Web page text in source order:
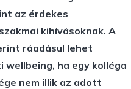
az érdekes
kihívásoknak. A
ráadásul lehet
wellbeing, ha egy kolléga
nem illik az adott